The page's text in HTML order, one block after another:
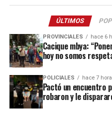
2007 aproximadamente,
en el barrio Terrazas y ese
intentaron reconstruir en la
testigos citados.
Ramírez llegó a este juicio
persona doblemente
resultado”,aunque el fiscal
primera audiencia pidió
ÚLTIMOS
PROVINCIALES hace 6
Cacique mbya:
hoy no somos
POLICIALES hace 7
Pactó un encuentro
robaron y le